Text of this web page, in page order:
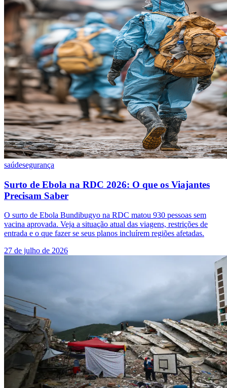
saúdesegurança
Surto de Ebola na RDC 2026: O que os Viajantes
Precisam Saber
O surto de Ebola Bundibugyo na RDC matou 930 pessoas sem
vacina aprovada. Veja a situação atual das viagens, restrições de
entrada e o que fazer se seus planos incluírem regiões afetadas.
27 de julho de 2026